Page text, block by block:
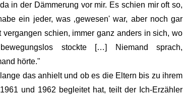
in der Dämmerung vor mir. Es schien mir oft so,
ein jeder, was ‚gewesen' war, aber noch gar
vergangen schien, immer ganz anders in sich, wo
stockte […] Niemand sprach,
hörte."
das anhielt und ob es die Eltern bis zu ihrem
und 1962 begleitet hat, teilt der Ich-Erzähler